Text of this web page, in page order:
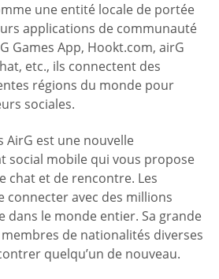
une entité locale de portée
applications de communauté
Games App, Hookt.com, airG
etc., ils connectent des
régions du monde pour
sociales.
AirG est une nouvelle
social mobile qui vous propose
chat et de rencontre. Les
connecter avec des millions
dans le monde entier. Sa grande
de nationalités diverses
quelqu’un de nouveau.